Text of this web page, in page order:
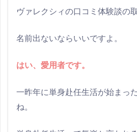
ヴァレクシィの口コミ体験談の
名前出ないならいいですよ。
はい、愛用者です。
一昨年に単身赴任生活が始まっ
ね。